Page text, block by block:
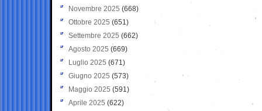
Novembre 2025 (668)
Ottobre 2025 (651)
Settembre 2025 (662)
Agosto 2025 (669)
Luglio 2025 (671)
Giugno 2025 (573)
Maggio 2025 (591)
Aprile 2025 (622)